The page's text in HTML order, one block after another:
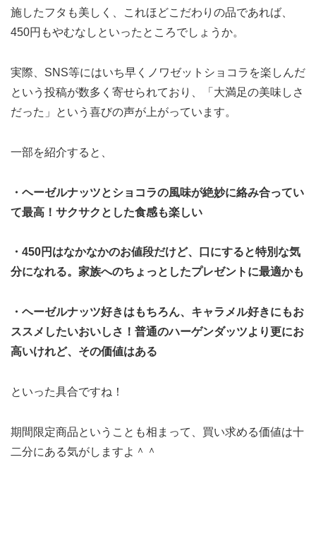
施したフタも美しく、これほどこだわりの品であれば、
450円もやむなしといったところでしょうか。
実際、SNS等にはいち早くノワゼットショコラを楽しんだ
という投稿が数多く寄せられており、「大満足の美味しさ
だった」という喜びの声が上がっています。
一部を紹介すると、
・ヘーゼルナッツとショコラの風味が絶妙に絡み合ってい
て最高！サクサクとした食感も楽しい
・450円はなかなかのお値段だけど、口にすると特別な気
分になれる。家族へのちょっとしたプレゼントに最適かも
・ヘーゼルナッツ好きはもちろん、キャラメル好きにもお
ススメしたいおいしさ！普通のハーゲンダッツより更にお
高いけれど、その価値はある
といった具合ですね！
期間限定商品ということも相まって、買い求める価値は十
二分にある気がしますよ＾＾